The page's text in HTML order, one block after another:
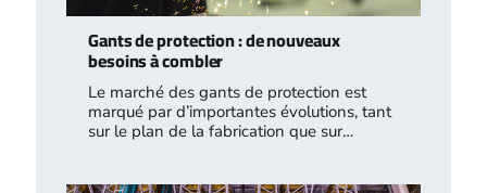
Gants de protection : de nouveaux
besoins à combler
Le marché des gants de protection est
marqué par d’importantes évolutions, tant
sur le plan de la fabrication que sur…